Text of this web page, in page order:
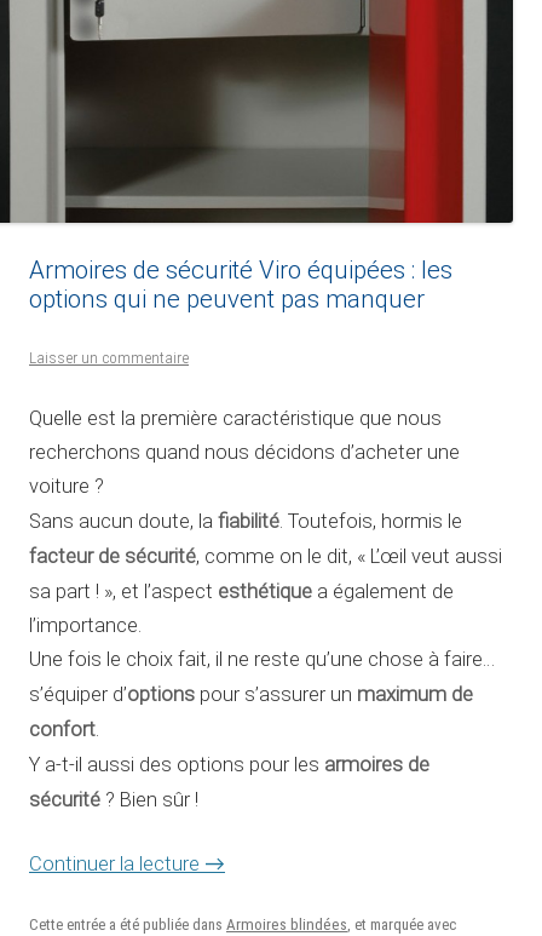
Armoires de sécurité Viro équipées : les
options qui ne peuvent pas manquer
Laisser un commentaire
Quelle est la première caractéristique que nous
recherchons quand nous décidons d’acheter une
voiture ?
Sans aucun doute, la fiabilité. Toutefois, hormis le
facteur de sécurité, comme on le dit, « L’œil veut aussi
sa part ! », et l’aspect esthétique a également de
l’importance.
Une fois le choix fait, il ne reste qu’une chose à faire…
s’équiper d’options pour s’assurer un maximum de
confort.
Y a-t-il aussi des options pour les armoires de
sécurité ? Bien sûr !
Continuer la lecture →
Cette entrée a été publiée dans Armoires blindées, et marquée avec